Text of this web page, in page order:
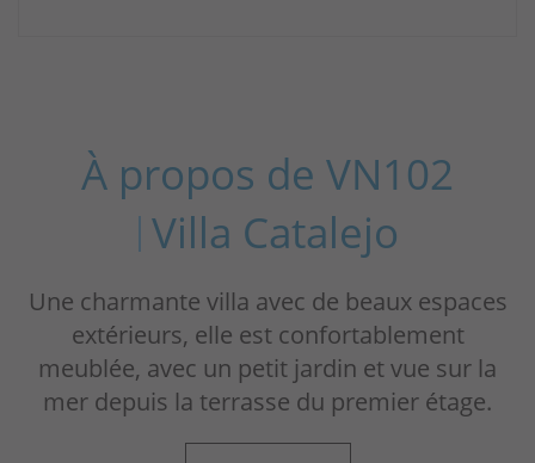
À propos de VN102
Villa Catalejo
Une charmante villa avec de beaux espaces
extérieurs, elle est confortablement
meublée, avec un petit jardin et vue sur la
mer depuis la terrasse du premier étage.